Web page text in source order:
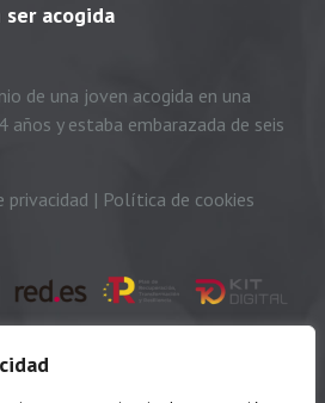
acogida
de una joven acogida en una
y estaba embarazada de seis
privacidad | Política de cookies